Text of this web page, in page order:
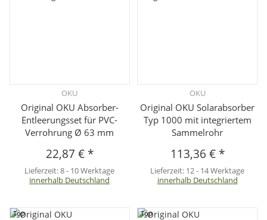
OKU
Original OKU Absorber-
Entleerungsset für PVC-
Verrohrung Ø 63 mm
22,87 € *
Lieferzeit:8 - 10 Werktage
innerhalb Deutschland
OKU
Original OKU Solarabsorber
Typ 1000 mit integriertem
Sammelrohr
113,36 € *
Lieferzeit: 12 - 14 Werktage
innerhalb Deutschland
Top Top